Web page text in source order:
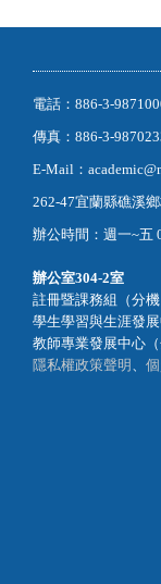
電話：886-3-
傳真：886-3-
E-Mail：
262-47宜蘭縣礁溪
辦公時間：週一~五
辦公室304-2室
註冊暨課務組（分機
學生學習與生涯發展
教師專業發展中心（
隱私權政策聲明